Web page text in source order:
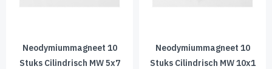
Neodymiummagneet 10
Stuks Cilindrisch MW 5x7
Neodymiummagneet 10
Stuks Cilindrisch MW 10x1